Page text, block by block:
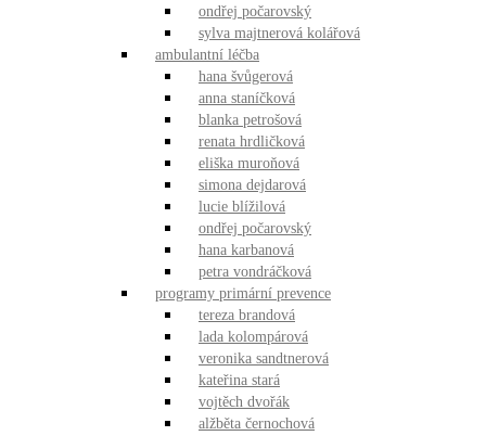
ondřej počarovský
sylva majtnerová kolářová
ambulantní léčba
hana švůgerová
anna staníčková
blanka petrošová
renata hrdličková
eliška muroňová
simona dejdarová
lucie blížilová
ondřej počarovský
hana karbanová
petra vondráčková
programy primární prevence
tereza brandová
lada kolompárová
veronika sandtnerová
kateřina stará
vojtěch dvořák
alžběta černochová